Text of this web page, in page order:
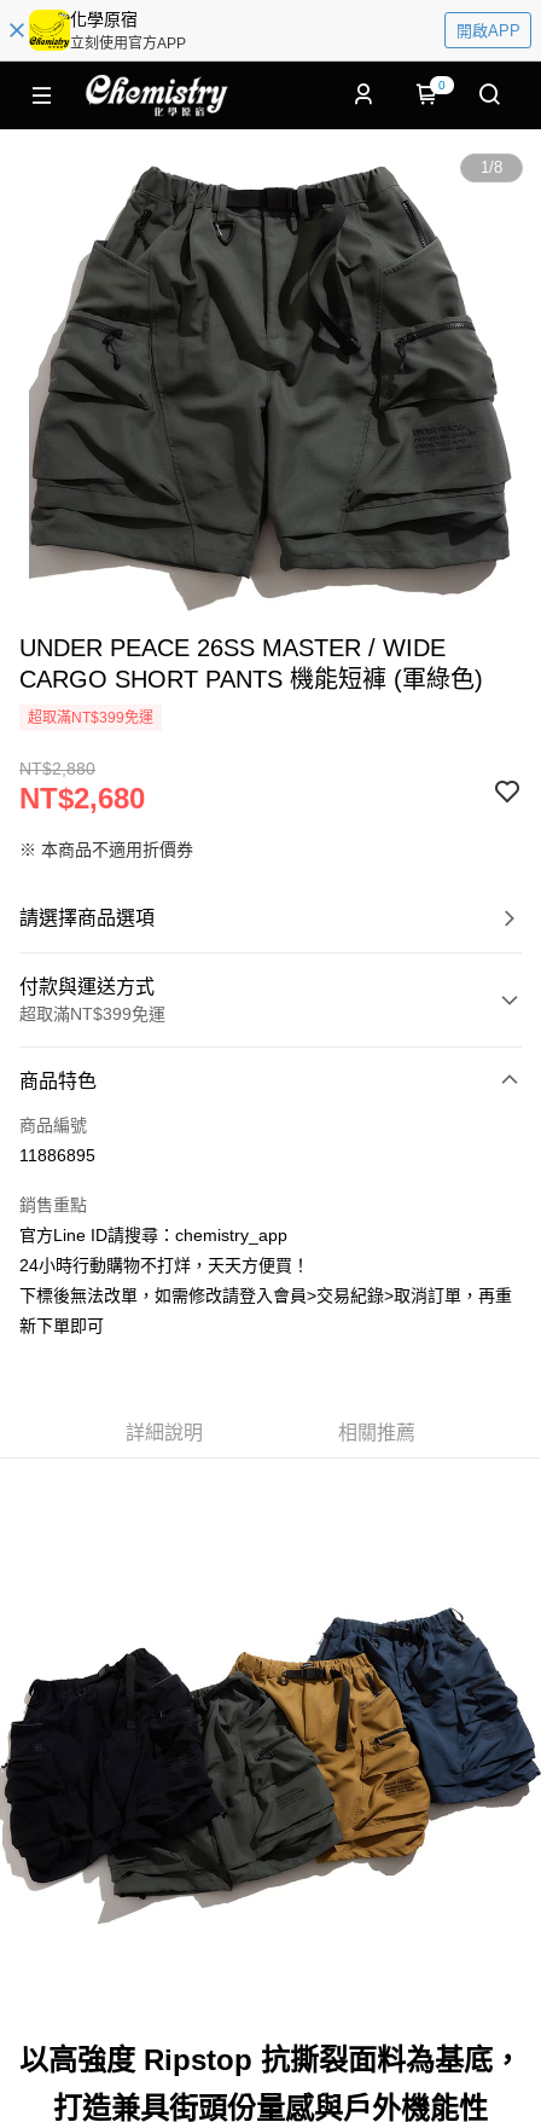
化學原宿
立刻使用官方APP
開啟APP
0
1/8
UNDER PEACE 26SS MASTER / WIDE
CARGO SHORT PANTS 機能短褲 (軍綠色)
超取滿NT$399免運
NT$2,880
NT$2,680
※ 本商品不適用折價券
請選擇商品選項
付款與運送方式
超取滿NT$399免運
信用卡一次付款
超商取貨付款
Apple Pay
街口支付
悠遊付
每筆NT$60，滿NT$399(含以上)免運費
付款後7-11取貨
每筆NT$60，滿NT$399(含以上)免運費
每筆NT$150，滿NT$6,000(含以上)免運費
付款後門市自取
免運費
商品特色
商品編號
11886895
銷售重點
官方Line ID請搜尋：chemistry_app
24小時行動購物不打烊，天天方便買！
下標後無法改單，如需修改請登入會員>交易紀錄>取消訂單，再重
新下單即可
詳細說明 相關推薦
以高強度 Ripstop 抗撕裂面料為基底，
打造兼具街頭份量感與戶外機能性